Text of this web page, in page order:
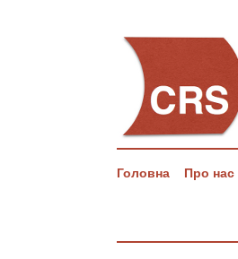
Головна Про нас